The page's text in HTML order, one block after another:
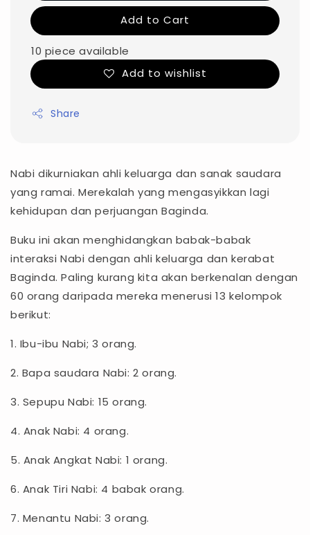
Add to Cart
10 piece available
Add to wishlist
Share
Nabi dikurniakan ahli keluarga dan sanak saudara
yang ramai. Merekalah yang mengasyikkan lagi
kehidupan dan perjuangan Baginda.
Buku ini akan menghidangkan babak-babak
interaksi Nabi dengan ahli keluarga dan kerabat
Baginda. Paling kurang kita akan berkenalan dengan
60 orang daripada mereka menerusi 13 kelompok
berikut:
1. Ibu-ibu Nabi; 3 orang.
2. Bapa saudara Nabi: 2 orang.
3. Sepupu Nabi: 15 orang.
4. Anak Nabi: 4 orang.
5. Anak Angkat Nabi: 1 orang.
6. Anak Tiri Nabi: 4 babak orang.
7. Menantu Nabi: 3 orang.